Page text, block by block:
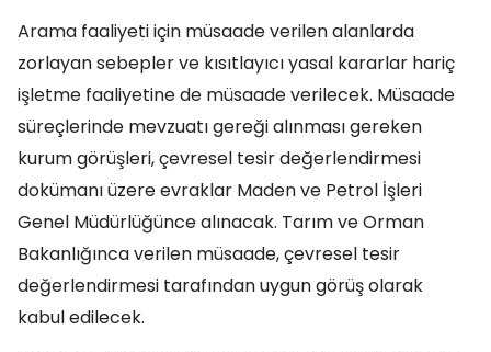
Arama faaliyeti için müsaade verilen alanlarda
zorlayan sebepler ve kısıtlayıcı yasal kararlar hariç
işletme faaliyetine de müsaade verilecek. Müsaade
süreçlerinde mevzuatı gereği alınması gereken
kurum görüşleri, çevresel tesir değerlendirmesi
dokümanı üzere evraklar Maden ve Petrol İşleri
Genel Müdürlüğünce alınacak. Tarım ve Orman
Bakanlığınca verilen müsaade, çevresel tesir
değerlendirmesi tarafından uygun görüş olarak
kabul edilecek.